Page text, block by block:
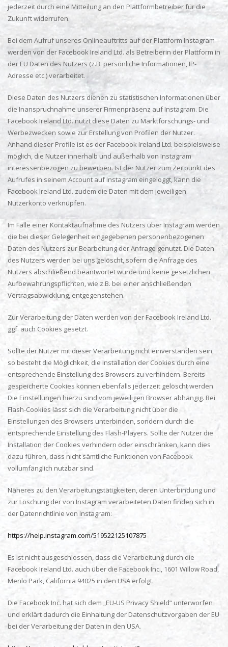
jederzeit durch eine Mitteilung an den Plattformbetreiber für die
Zukunft widerrufen.
Bei dem Aufruf unseres Onlineauftritts auf der Plattform Instagram
werden von der Facebook Ireland Ltd. als Betreiberin der Plattform in
der EU Daten des Nutzers (z.B. persönliche Informationen, IP-
Adresse etc.) verarbeitet.
Diese Daten des Nutzers dienen zu statistischen Informationen über
die Inanspruchnahme unserer Firmenpräsenz auf Instagram. Die
Facebook Ireland Ltd. nutzt diese Daten zu Marktforschungs- und
Werbezwecken sowie zur Erstellung von Profilen der Nutzer.
Anhand dieser Profile ist es der Facebook Ireland Ltd. beispielsweise
möglich, die Nutzer innerhalb und außerhalb von Instagram
interessenbezogen zu bewerben. Ist der Nutzer zum Zeitpunkt des
Aufrufes in seinem Account auf Instagram eingeloggt, kann die
Facebook Ireland Ltd. zudem die Daten mit dem jeweiligen
Nutzerkonto verknüpfen.
Im Falle einer Kontaktaufnahme des Nutzers über Instagram werden
die bei dieser Gelegenheit eingegebenen personenbezogenen
Daten des Nutzers zur Bearbeitung der Anfrage genutzt. Die Daten
des Nutzers werden bei uns gelöscht, sofern die Anfrage des
Nutzers abschließend beantwortet wurde und keine gesetzlichen
Aufbewahrungspflichten, wie z.B. bei einer anschließenden
Vertragsabwicklung, entgegenstehen.
Zur Verarbeitung der Daten werden von der Facebook Ireland Ltd.
ggf. auch Cookies gesetzt.
Sollte der Nutzer mit dieser Verarbeitung nicht einverstanden sein,
so besteht die Möglichkeit, die Installation der Cookies durch eine
entsprechende Einstellung des Browsers zu verhindern. Bereits
gespeicherte Cookies können ebenfalls jederzeit gelöscht werden.
Die Einstellungen hierzu sind vom jeweiligen Browser abhängig. Bei
Flash-Cookies lässt sich die Verarbeitung nicht über die
Einstellungen des Browsers unterbinden, sondern durch die
entsprechende Einstellung des Flash-Players. Sollte der Nutzer die
Installation der Cookies verhindern oder einschränken, kann dies
dazu führen, dass nicht sämtliche Funktionen von Facebook
vollumfänglich nutzbar sind.
Näheres zu den Verarbeitungstätigkeiten, deren Unterbindung und
zur Löschung der von Instagram verarbeiteten Daten finden sich in
der Datenrichtlinie von Instagram:
https://help.instagram.com/519522125107875
Es ist nicht ausgeschlossen, dass die Verarbeitung durch die
Facebook Ireland Ltd. auch über die Facebook Inc., 1601 Willow Road,
Menlo Park, California 94025 in den USA erfolgt.
Die Facebook Inc. hat sich dem „EU-US Privacy Shield“ unterworfen
und erklärt dadurch die Einhaltung der Datenschutzvorgaben der EU
bei der Verarbeitung der Daten in den USA.